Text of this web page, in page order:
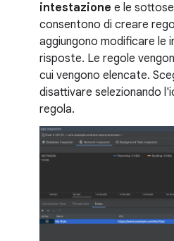
intestazione e le
consentono di creare
aggiungono modificare le
risposte. Le regole
cui vengono elencate.
disattivare selezionando
regola.